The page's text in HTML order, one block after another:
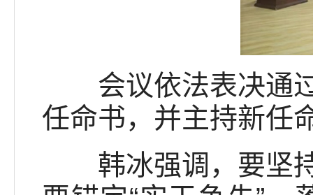
会议依法表决通过
任命书，并主持新任
韩冰强调，要坚持